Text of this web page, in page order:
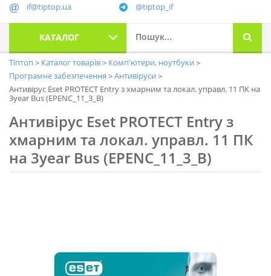
@tiptop_if
if@tiptop.ua
КАТАЛОГ
Тіптоп Каталог товарів
Комп'ютери, ноутбуки
Програмне забезпечення
Антивіруси
Антивірус Eset PROTECT Entry з хмарним та локал. управл. 11 ПК на
3year Bus (EPENC_11_3_B)
Антивірус Eset PROTECT Entry з
хмарним та локал. управл. 11 ПК
на 3year Bus (EPENC_11_3_B)